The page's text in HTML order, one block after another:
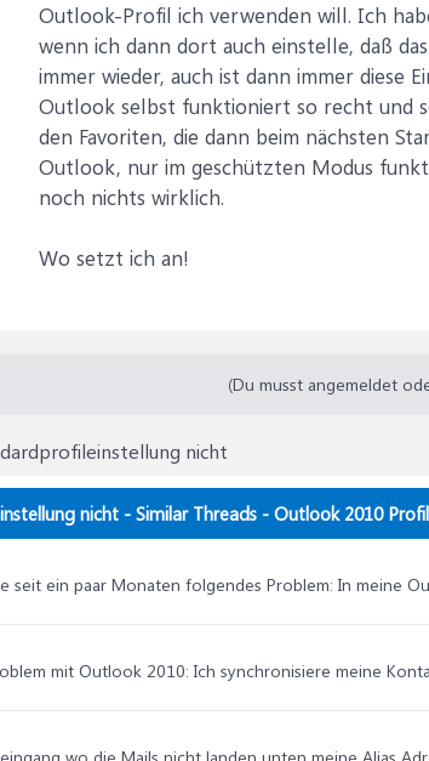
Outlook-Profil ich verwenden will. Ich
wenn ich dann dort auch einstelle, daß
immer wieder, auch ist dann immer diese
Outlook selbst funktioniert so recht und
den Favoriten, die dann beim nächsten
Outlook, nur im geschützten Modus
noch nichts wirklich.
Wo setzt ich an!
(Du musst angemeldet
nicht
nicht - Similar Threads - Outlook 2010 Profil
seit ein paar Monaten folgendes Problem: In meine
mit Outlook 2010: Ich synchronisiere meine